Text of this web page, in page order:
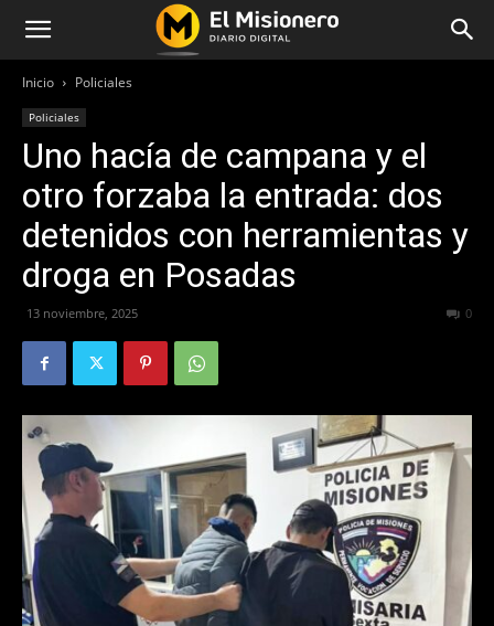
Inicio Policiales
Policiales
Uno hacía de campana y el
otro forzaba la entrada: dos
detenidos con herramientas y
droga en Posadas
13 noviembre, 2025 0